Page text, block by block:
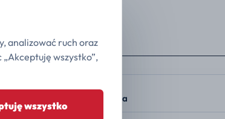
Automatyczna
analizować ruch oraz
wszystko”,
wszystko